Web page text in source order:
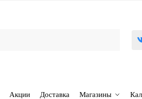
Акции Доставка Магазины